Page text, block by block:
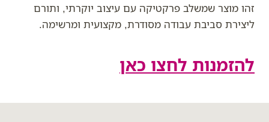
זהו מוצר שמשלב פרקטיקה עם עיצוב יוקרתי, ותורם
ליצירת סביבת עבודה מסודרת, מקצועית ומרשימה.
להזמנות לחצו כאן